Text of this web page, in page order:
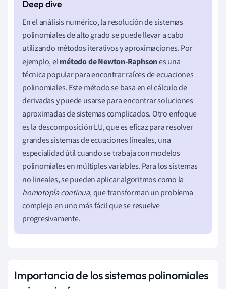
En el análisis numérico, la resolución de sistemas
polinomiales de alto grado se puede llevar a cabo
utilizando métodos iterativos y aproximaciones. Por
ejemplo, elmétodo de Newton-Raphsones una
técnica popular para encontrar raíces de ecuaciones
polinomiales. Este método se basa en el cálculo de
derivadas y puede usarse para encontrar soluciones
aproximadas de sistemas complicados. Otro enfoque
es la descomposición LU, que es eficaz para resolver
grandes sistemas de ecuaciones lineales, una
especialidad útil cuando se trabaja con modelos
polinomiales en múltiples variables. Para los sistemas
no lineales, se pueden aplicar algoritmos como la
homotopía continua, que transforman un problema
complejo en uno más fácil que se resuelve
progresivamente.
Importancia de los sistemas polinomiales